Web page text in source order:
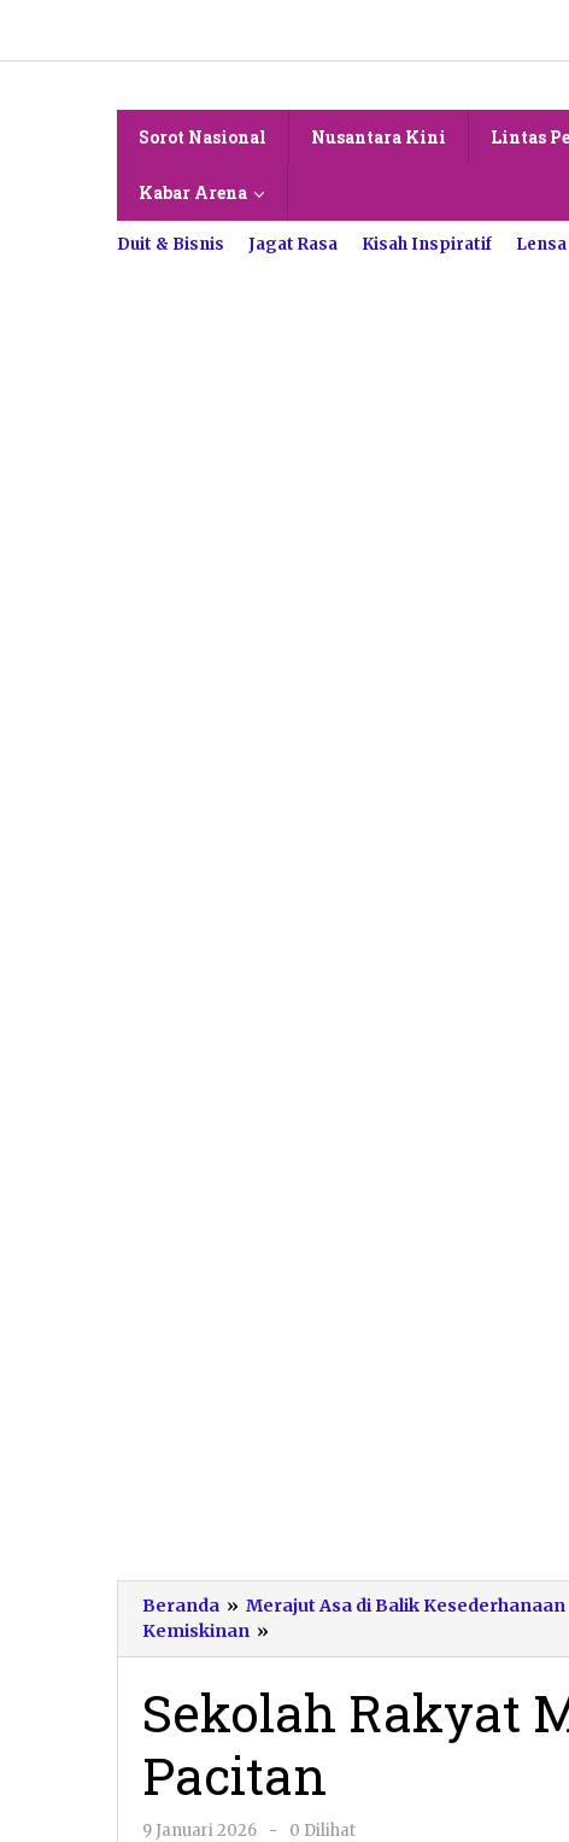
konten
Sorot Nasional Nusantara Kini Lintas
Kabar Arena
Duit & Bisnis Jagat Rasa Kisah Inspiratif
Beranda » Merajut Asa di Balik
Kemiskinan »
Rakyat
Atas
23
Sekolah Rakyat
Pacitan
9 Januari 2026
oleh
-
0 Dilihat